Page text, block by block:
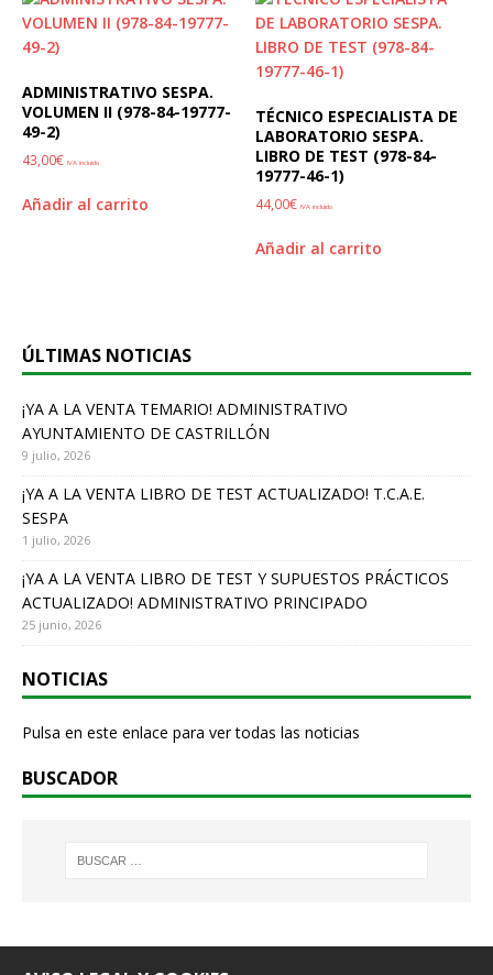
ADMINISTRATIVO SESPA.
VOLUMEN II (978-84-19777-
49-2)
43,00€ IVA incluido
Añadir al carrito
TÉCNICO ESPECIALISTA DE
LABORATORIO SESPA.
LIBRO DE TEST (978-84-
19777-46-1)
44,00€ IVA incluido
Añadir al carrito
ÚLTIMAS NOTICIAS
¡YA A LA VENTA TEMARIO! ADMINISTRATIVO
AYUNTAMIENTO DE CASTRILLÓN
9 julio, 2026
¡YA A LA VENTA LIBRO DE TEST ACTUALIZADO! T.C.A.E.
SESPA
1 julio, 2026
¡YA A LA VENTA LIBRO DE TEST Y SUPUESTOS PRÁCTICOS
ACTUALIZADO! ADMINISTRATIVO PRINCIPADO
25 junio, 2026
NOTICIAS
Pulsa en este enlace para ver todas las noticias
BUSCADOR